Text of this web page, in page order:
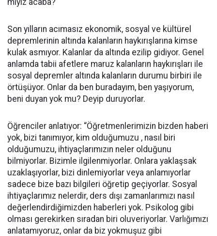
mıyız acaba?
Son yılların acımasız ekonomik, sosyal ve kültürel
depremlerinin altında kalanların haykırışlarına kimse
kulak asmıyor. Kalanlar da altında ezilip gidiyor. Genel
anlamda tabii afetlere maruz kalanların haykırışları ile
sosyal depremler altında kalanların durumu birbiri ile
örtüşüyor. Onlar da ben buradayım, ben yaşıyorum,
beni duyan yok mu? Deyip duruyorlar.
Öğrenciler anlatıyor: “Öğretmenlerimizin bizden haberi
yok, bizi tanımıyor, kim olduğumuzu , nasıl biri
olduğumuzu, ihtiyaçlarımızın neler olduğunu
bilmiyorlar. Bizimle ilgilenmiyorlar. Onlara yaklaşsak
uzaklaşıyorlar, bizi dinlemiyorlar veya anlamıyorlar
sadece bize bazı bilgileri öğretip geçiyorlar. Sosyal
ihtiyaçlarımız nelerdir, ders dışı zamanlarımızı nasıl
değerlendirdiğimizden haberleri yok. Psikolog gibi
olması gerekirken sıradan biri oluveriyorlar. Varlığımızı
anlatamıyoruz, onlar da biz yokmuşuz gibi